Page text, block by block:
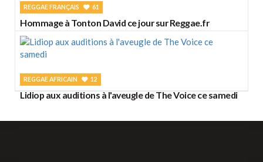
REGGAE FRANÇAIS 61
Hommage à Tonton David ce jour sur Reggae.fr
REGGAE AFRICAIN 12
Lidiop aux auditions à l'aveugle de The Voice ce samedi